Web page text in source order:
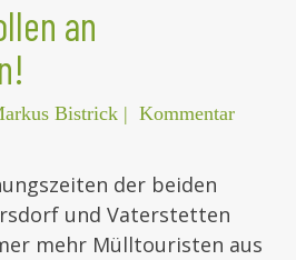
an
Bistrick | Kommentar
der beiden
und Vaterstetten
mehr Mülltouristen aus